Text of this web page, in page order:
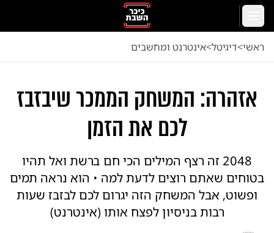
דלג לתוכן הראשי
ראשי<דיגיטל<אינטרנט ומחשבים
אזהרה: המשחק הממכר שיבזבז
לכם את הזמן
2048 זה רצף המילים הכי חם ברשת ואל תהיו
בטוחים שאתם רוצים לדעת למה • הוא נראה תמים
ופשוט, אבל המשחק הזה יגרום לכם לבזבז שעות
רבות בניסיון לפצח אותו (אינטרנט)